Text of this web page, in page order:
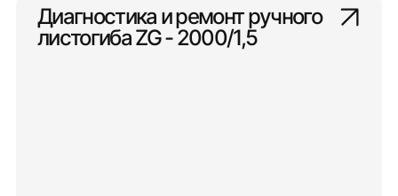
Диагностика и ремонт ручного
листогиба ZG - 2000/1,5